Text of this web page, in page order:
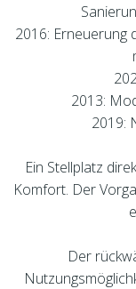
2016: Erneuerung
2013:
2019:
Ein Stellplatz
Komfort. Der
Der